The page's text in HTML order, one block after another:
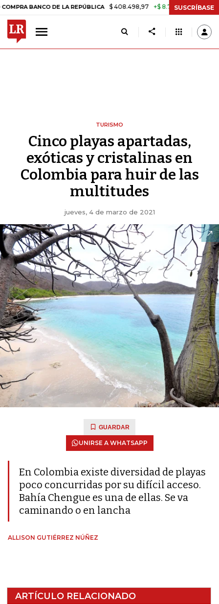
DE LA REPÚBLICA $ 408.498,97 +$ 8.753,81 +2,19% TASA DE
SUSCRÍBASE
TURISMO
Cinco playas apartadas,
exóticas y cristalinas en
Colombia para huir de las
multitudes
jueves, 4 de marzo de 2021
GUARDAR
UNIRSE A WHATSAPP
En Colombia existe diversidad de playas
poco concurridas por su difícil acceso.
Bahía Chengue es una de ellas. Se va
caminando o en lancha
ALLISON GUTIÉRREZ NÚÑEZ
ARTÍCULO RELACIONADO